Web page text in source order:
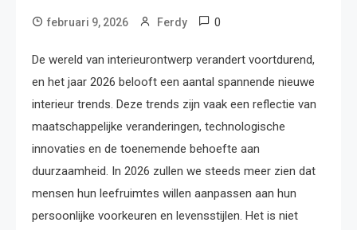
februari 9, 2026 Ferdy 0
De wereld van interieurontwerp verandert voortdurend,
en het jaar 2026 belooft een aantal spannende nieuwe
interieur trends. Deze trends zijn vaak een reflectie van
maatschappelijke veranderingen, technologische
innovaties en de toenemende behoefte aan
duurzaamheid. In 2026 zullen we steeds meer zien dat
mensen hun leefruimtes willen aanpassen aan hun
persoonlijke voorkeuren en levensstijlen. Het is niet